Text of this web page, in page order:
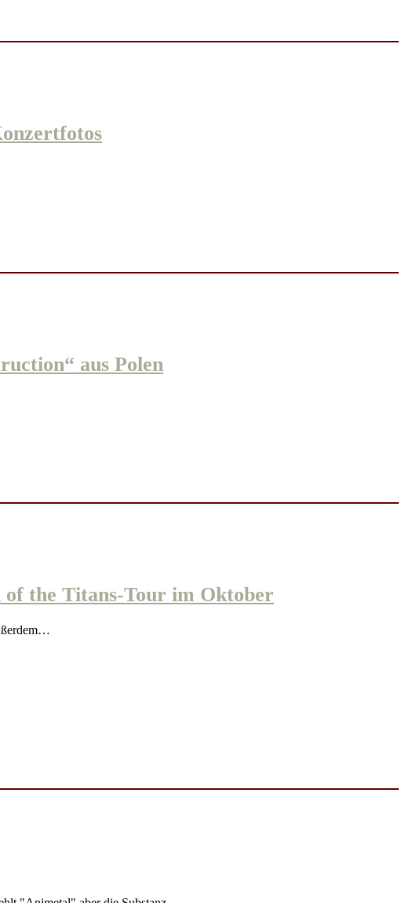
aus Polen
the Titans-Tour im Oktober